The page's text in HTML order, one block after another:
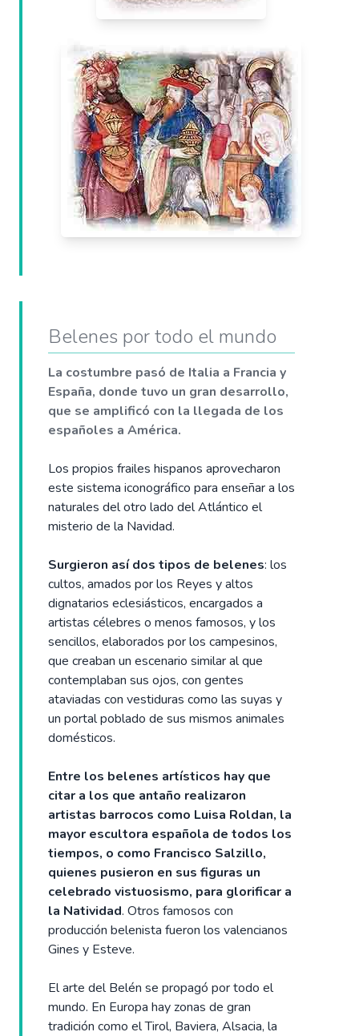
Belenes por todo el mundo
La costumbre pasó de Italia a Francia y
España, donde tuvo un gran desarrollo,
que se amplificó con la llegada de los
españoles a América.
Los propios frailes hispanos aprovecharon
este sistema iconográfico para enseñar a los
naturales del otro lado del Atlántico el
misterio de la Navidad.
Surgieron así dos tipos de belenes: los
cultos, amados por los Reyes y altos
dignatarios eclesiásticos, encargados a
artistas célebres o menos famosos, y los
sencillos, elaborados por los campesinos,
que creaban un escenario similar al que
contemplaban sus ojos, con gentes
ataviadas con vestiduras como las suyas y
un portal poblado de sus mismos animales
domésticos.
Entre los belenes artísticos hay que
citar a los que antaño realizaron
artistas barrocos como Luisa Roldan, la
mayor escultora española de todos los
tiempos, o como Francisco Salzillo,
quienes pusieron en sus figuras un
celebrado vistuosismo, para glorificar a
la Natividad. Otros famosos con
producción belenista fueron los valencianos
Gines y Esteve.
El arte del Belén se propagó por todo el
mundo. En Europa hay zonas de gran
tradición como el Tirol, Baviera, Alsacia, la